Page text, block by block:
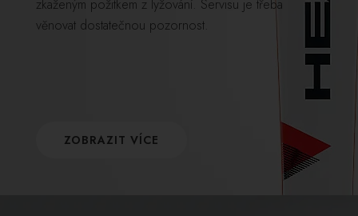
zkaženým požitkem z lyžování. Servisu je třeba
věnovat dostatečnou pozornost.
ZOBRAZIT VÍCE